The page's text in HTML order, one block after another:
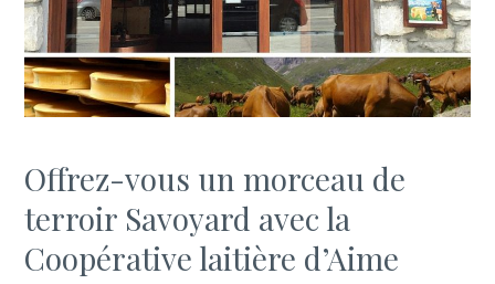
Offrez-vous un morceau de
terroir Savoyard avec la
Coopérative laitière d’Aime